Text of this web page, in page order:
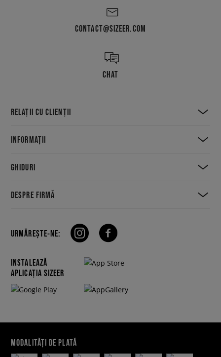
CONTACT@SIZEER.COM
CHAT
RELAȚII CU CLIENȚII
INFORMAȚII
GHIDURI
DESPRE FIRMĂ
URMĂREȘTE-NE:
INSTALEAZĂ
APLICAȚIA SIZEER
MODALITĂȚI DE PLATĂ